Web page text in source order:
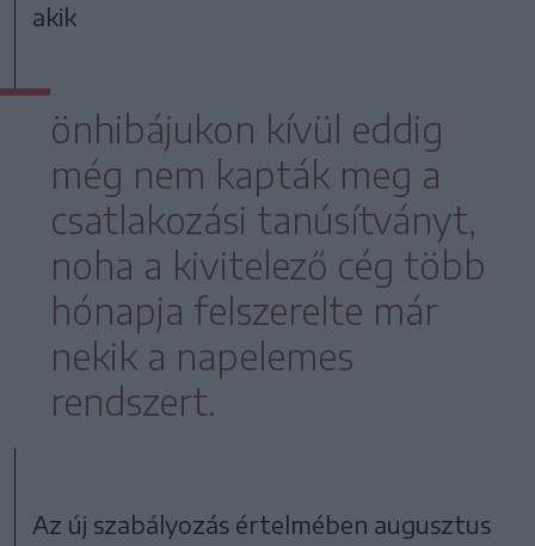
akik
önhibájukon kívül eddig
még nem kapták meg a
csatlakozási tanúsítványt,
noha a kivitelező cég több
hónapja felszerelte már
nekik a napelemes
rendszert.
Az új szabályozás értelmében augusztus